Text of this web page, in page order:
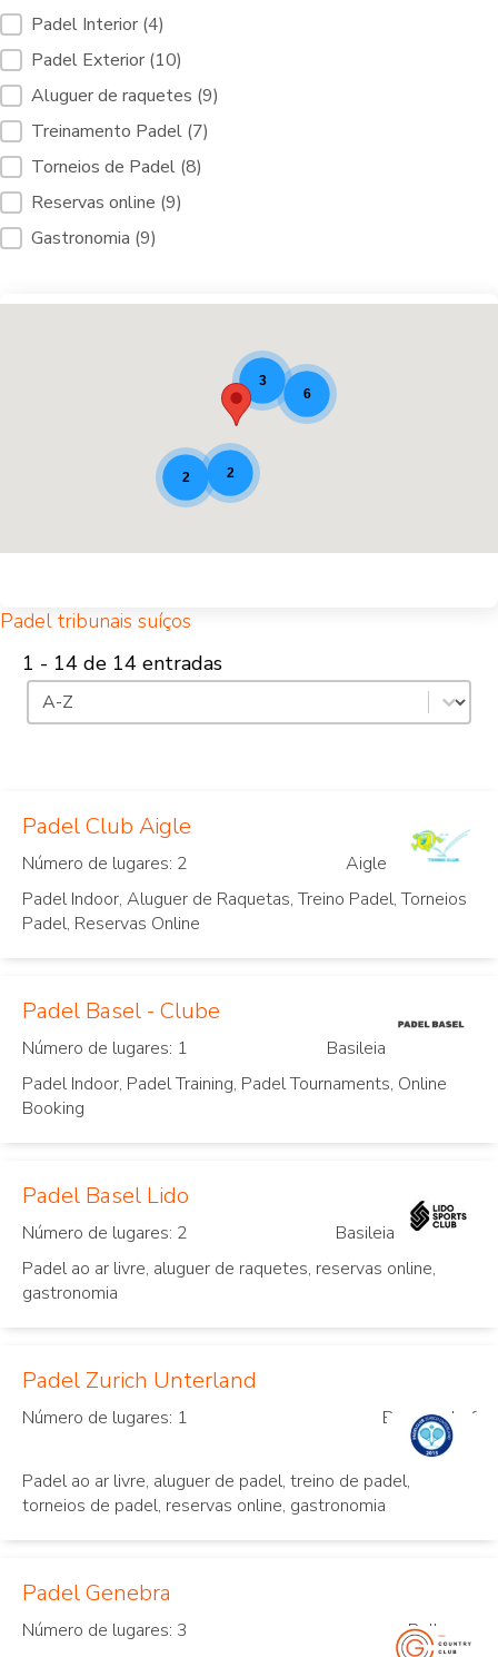
Serviços de filtragem Tribunais de Padel [10]
Padel Interior (4)
Padel Exterior (10)
Aluguer de raquetes (9)
Treinamento Padel (7)
Torneios de Padel (8)
Reservas online (9)
Gastronomia (9)
3
6
2
2
Padel tribunais suíços
1 - 14 de 14 entradas
Ordenação
Classificar o conteúdo
Padel Club Aigle
Número de lugares: 2
Aigle
Padel Indoor, Aluguer de Raquetas, Treino Padel, Torneios
Padel, Reservas Online
Padel Basel - Clube
Número de lugares: 1
Basileia
Padel Indoor, Padel Training, Padel Tournaments, Online
Booking
Padel Basel Lido
Número de lugares: 2
Basileia
Padel ao ar livre, aluguer de raquetes, reservas online,
gastronomia
Padel Zurich Unterland
Número de lugares: 1 Bassersdorf
Padel ao ar livre, aluguer de padel, treino de padel,
torneios de padel, reservas online, gastronomia
Padel Genebra
Número de lugares: 3 Bellevue